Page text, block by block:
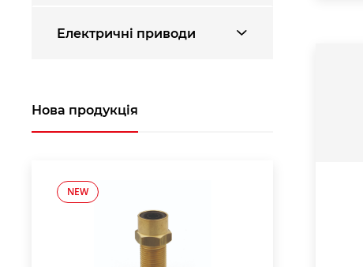
Електричні приводи
Нова продукція
NEW